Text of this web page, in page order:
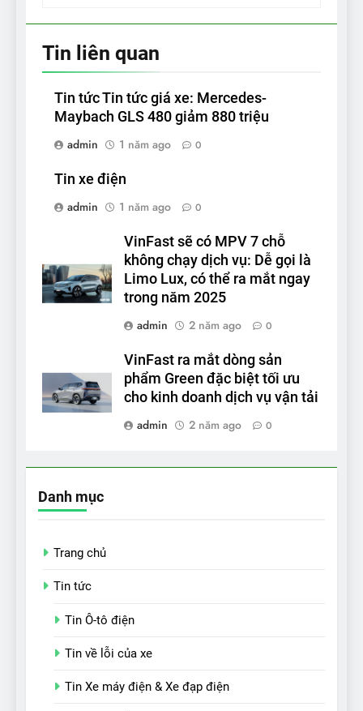
Tin liên quan
Tin tức Tin tức giá xe: Mercedes-
Maybach GLS 480 giảm 880 triệu
admin
1 năm ago 0
Tin xe điện
admin
1 năm ago 0
VinFast sẽ có MPV 7 chỗ
không chạy dịch vụ: Dễ gọi là
Limo Lux, có thể ra mắt ngay
trong năm 2025
admin
2 năm ago 0
VinFast ra mắt dòng sản
phẩm Green đặc biệt tối ưu
cho kinh doanh dịch vụ vận tải
admin
2 năm ago 0
Danh mục
Trang chủ
Tin tức
Tin Ô-tô điện
Tin về lỗi của xe
Tin Xe máy điện & Xe đạp điện